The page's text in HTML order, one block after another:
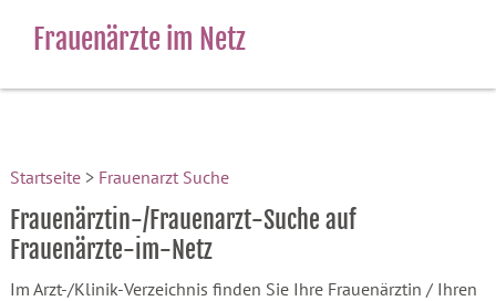
Frauenärzte im Netz
Startseite> Frauenarzt Suche
Frauenärztin-/Frauenarzt-Suche auf
Frauenärzte-im-Netz
Im Arzt-/Klinik-Verzeichnis finden Sie Ihre Frauenärztin / Ihren